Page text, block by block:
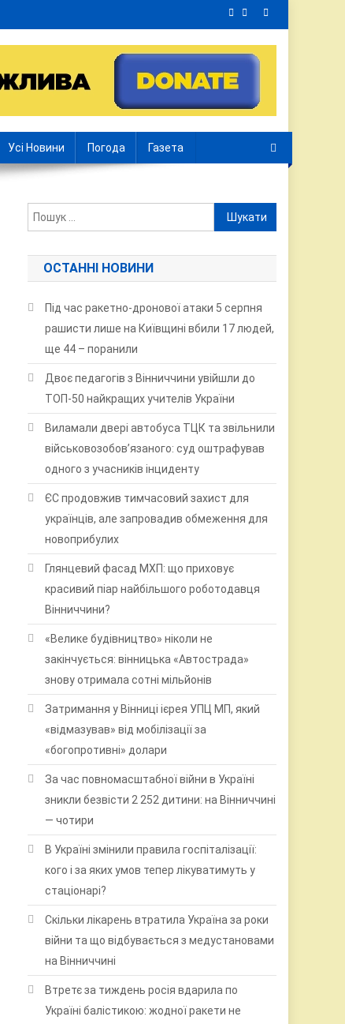
Усі Новини Погода Газета
Пошук:
ОСТАННІ НОВИНИ
Під час ракетно-дронової атаки 5 серпня
рашисти лише на Київщині вбили 17 людей,
ще 44 – поранили
Двоє педагогів з Вінниччини увійшли до
ТОП-50 найкращих учителів України
Виламали двері автобуса ТЦК та звільнили
військовозобов’язаного: суд оштрафував
одного з учасників інциденту
ЄС продовжив тимчасовий захист для
українців, але запровадив обмеження для
новоприбулих
Глянцевий фасад МХП: що приховує
красивий піар найбільшого роботодавця
Вінниччини?
«Велике будівництво» ніколи не
закінчується: вінницька «Автострада»
знову отримала сотні мільйонів
Затримання у Вінниці ієрея УПЦ МП, який
«відмазував» від мобілізації за
«богопротивні» долари
За час повномасштабної війни в Україні
зникли безвісти 2 252 дитини: на Вінниччині
— чотири
В Україні змінили правила госпіталізації:
кого і за яких умов тепер лікуватимуть у
стаціонарі?
Скільки лікарень втратила Україна за роки
війни та що відбувається з медустановами
на Вінниччині
Втретє за тиждень росія вдарила по
Україні балістикою: жодної ракети не